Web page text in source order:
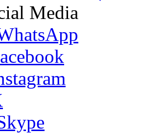
Media